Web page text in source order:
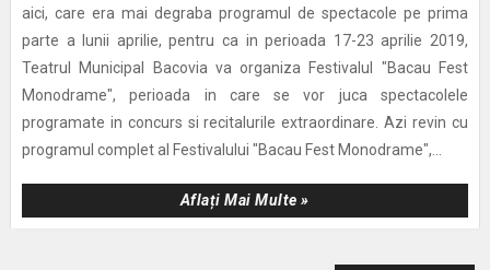
aici, care era mai degraba programul de spectacole pe prima
parte a lunii aprilie, pentru ca in perioada 17-23 aprilie 2019,
Teatrul Municipal Bacovia va organiza Festivalul "Bacau Fest
Monodrame", perioada in care se vor juca spectacolele
programate in concurs si recitalurile extraordinare. Azi revin cu
programul complet al Festivalului "Bacau Fest Monodrame",...
Aflați Mai Multe »